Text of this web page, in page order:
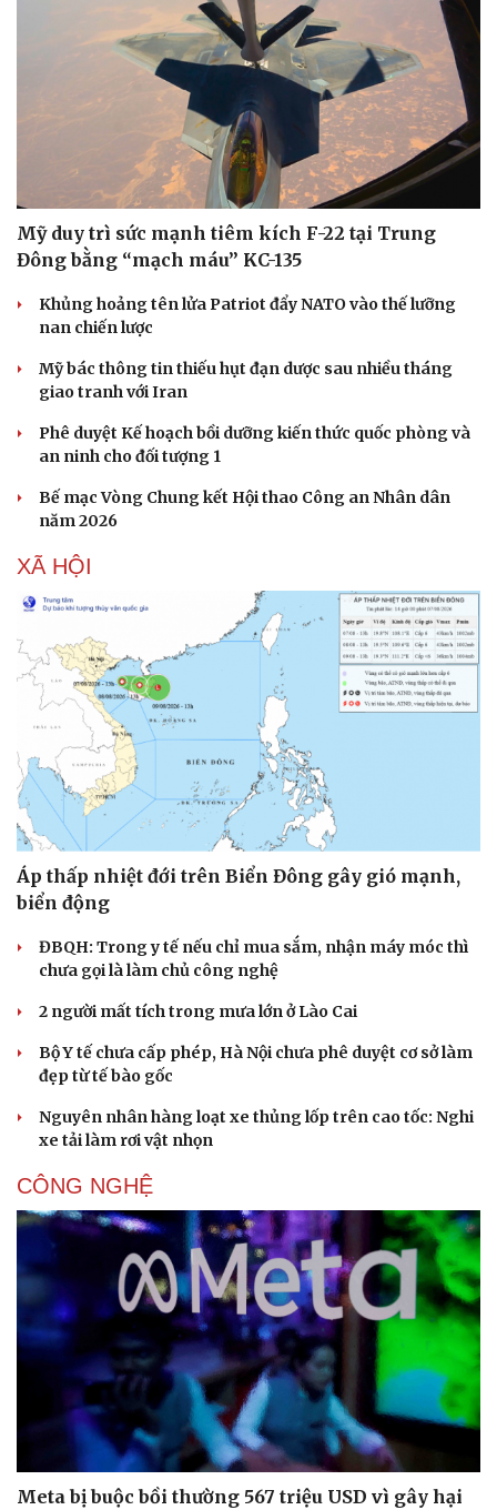
Dinh dưỡng - món ngon
Nhi khoa
Nam khoa
Làm đẹp - giảm cân
Phòng mạch online
Ăn sạch sống khỏe
Đời sống
Nhà đẹp
Tình yêu - Gia đình
Mỹ duy trì sức mạnh tiêm kích F-22 tại Trung
Đông bằng “mạch máu” KC-135
Khủng hoảng tên lửa Patriot đẩy NATO vào thế lưỡng
nan chiến lược
Mỹ bác thông tin thiếu hụt đạn dược sau nhiều tháng
giao tranh với Iran
Phê duyệt Kế hoạch bồi dưỡng kiến thức quốc phòng và
an ninh cho đối tượng 1
Bế mạc Vòng Chung kết Hội thao Công an Nhân dân
năm 2026
XÃ HỘI
Áp thấp nhiệt đới trên Biển Đông gây gió mạnh,
biển động
ĐBQH: Trong y tế nếu chỉ mua sắm, nhận máy móc thì
chưa gọi là làm chủ công nghệ
2 người mất tích trong mưa lớn ở Lào Cai
Bộ Y tế chưa cấp phép, Hà Nội chưa phê duyệt cơ sở làm
đẹp từ tế bào gốc
Nguyên nhân hàng loạt xe thủng lốp trên cao tốc: Nghi
xe tải làm rơi vật nhọn
CÔNG NGHỆ
Meta bị buộc bồi thường 567 triệu USD vì gây hại